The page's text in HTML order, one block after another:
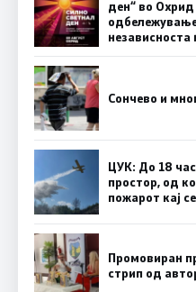
ден“ во
Сончево и
ЦУК: До 18
простор, од
пожарот кај
Промовиран
стрип од